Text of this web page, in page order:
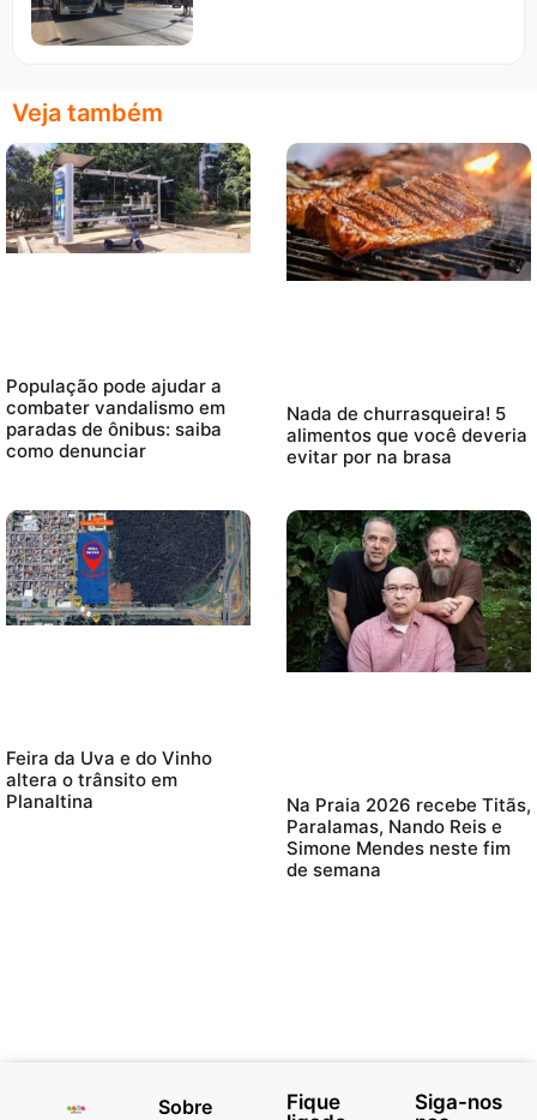
Veja também
População pode ajudar a
combater vandalismo em
paradas de ônibus: saiba
como denunciar
Nada de churrasqueira! 5
alimentos que você deveria
evitar por na brasa
Feira da Uva e do Vinho
altera o trânsito em
Planaltina
Na Praia 2026 recebe Titãs,
Paralamas, Nando Reis e
Simone Mendes neste fim
de semana
Sobre
Fique
Siga-nos